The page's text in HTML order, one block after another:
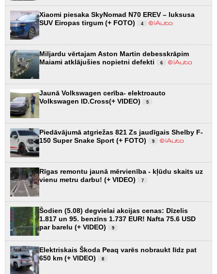
Xiaomi piesaka SkyNomad N70 EREV – luksusa
SUV Eiropas tirgum (+ FOTO)
4
Miljardu vērtajam Aston Martin debesskrāpim
Maiami atklājušies nopietni defekti
6
Jaunā Volkswagen cerība- elektroauto
Volkswagen ID.Cross(+ VIDEO)
5
Piedāvājumā atgriežas 821 Zs jaudīgais Shelby F-
150 Super Snake Sport (+ FOTO)
9
Rīgas remontu jaunā mērvienība - kļūdu skaits uz
vienu metru darbu! (+ VIDEO)
7
Šodien (5.08) degvielai akcijas cenas: Dīzelis
1.817 un 95. benzīns 1.737 EUR! Nafta 75.6 USD
par barelu (+ VIDEO)
9
Elektriskais Škoda Peaq varēs nobraukt līdz pat
650 km (+ VIDEO)
8